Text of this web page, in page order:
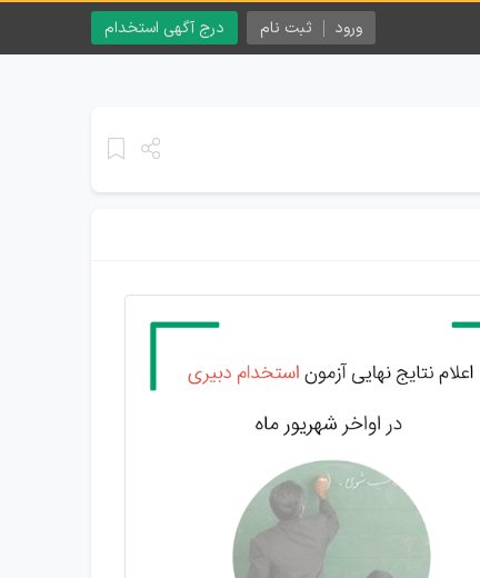
درج آگهی استخدام ورود ثبت نام